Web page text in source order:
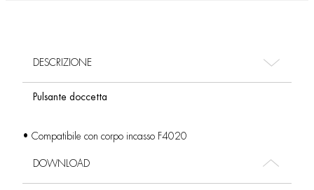
DESCRIZIONE
Pulsante doccetta
• Compatibile con corpo incasso F4020
DOWNLOAD